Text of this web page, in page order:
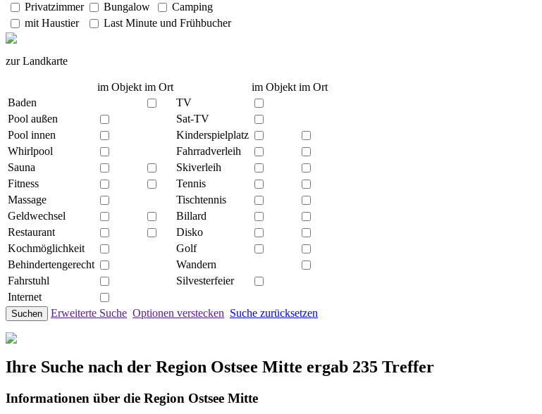
Privatzimmer
Bungalow
Camping
mit Haustier
Last Minute und Frühbucher
zur Landkarte
im Objekt im Ort im Objekt im Ort
Baden
TV
Pool außen
Sat-TV
Pool innen
Kinderspielplatz
Whirlpool
Fahrradverleih
Sauna
Skiverleih
Fitness
Tennis
Massage
Tischtennis
Geldwechsel
Billard
Restaurant
Disko
Kochmöglichkeit
Golf
Behindertengerecht
Wandern
Fahrstuhl
Silvesterfeier
Internet
Suchen Erweiterte Suche Optionen verstecken Suche zurücksetzen
Ihre Suche nach der Region Ostsee Mitte ergab 235 Treffer
Informationen über die Region Ostsee Mitte